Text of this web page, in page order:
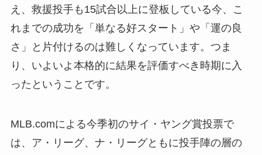
え、救援投手も15試合以上に登板している今、こ
れまでの成功を「単なる好スタート」や「運の良
さ」と片付けるのは難しくなっています。つま
り、いよいよ本格的に結果を評価すべき時期に入
ったということです。
MLB.comによる今季初のサイ・ヤング賞投票で
は、ア・リーグ、ナ・リーグともに投手陣の層の